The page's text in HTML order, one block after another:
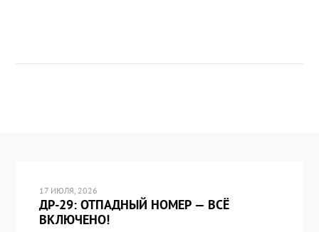
17 ИЮЛЯ, 2026
ДР-29: ОТПАДНЫЙ НОМЕР — ВСЁ
ВКЛЮЧЕНО!